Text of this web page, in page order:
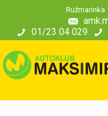
01/23 04 029
Ružmarinka